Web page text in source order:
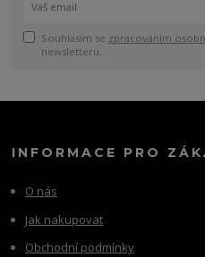
Souhlasím se zpracováním
newsletteru.
INFORMACE PRO
O nás
Jak nakupovat
Obchodní podmínky